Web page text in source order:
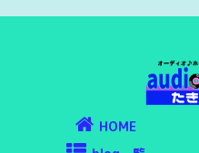
HOME